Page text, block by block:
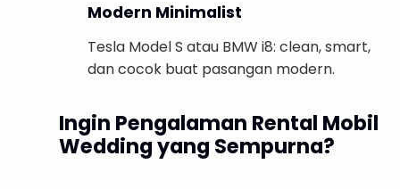
Modern Minimalist
Tesla Model S atau BMW i8: clean, smart,
dan cocok buat pasangan modern.
Ingin Pengalaman Rental Mobil
Wedding yang Sempurna?